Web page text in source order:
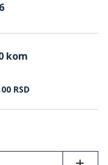
kom
00 RSD